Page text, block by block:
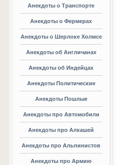
Анекдоты о Транспорте
Анекдоты о Фермерах
Анекдоты о Шерлоке Холмсе
Анекдоты об Англичанах
Анекдоты об Индейцах
Анекдоты Политические
Анекдоты Пошлые
Анекдоты про Автомобили
Анекдоты про Алкашей
Анекдоты про Альпинистов
Анекдоты про Армию